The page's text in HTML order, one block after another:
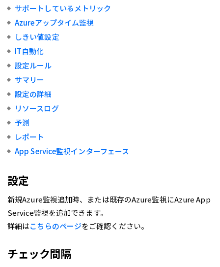
サポートしているメトリック
Azureアップタイム監視
しきい値設定
IT自動化
設定ルール
サマリー
設定の詳細
リソースログ
予測
レポート
App Service監視インターフェース
設定
新規Azure監視追加時、または既存のAzure監視にAzure App
Service監視を追加できます。
詳細はこちらのページをご確認ください。
チェック間隔